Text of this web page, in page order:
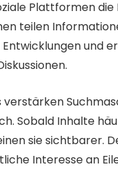
Plattformen die
teilen
und
verstärken
Sobald Inhalte
sie sichtbarer.
Interesse an